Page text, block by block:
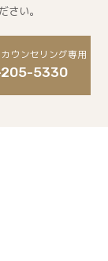
さい。
ウンセリング専用
5330